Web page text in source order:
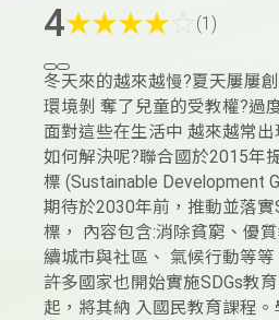
4★★★★ (1)
冬天來的越來越慢?夏天屢屢
環境剝 奪了兒童的受教權?過
面對這些在生活中 越來越常
如何解決呢?聯合國於2015年
標 (Sustainable Development
期待於2030年前，推動並落實
標， 內容包含:消除貧窮、優
續城市與社區、 氣候行動等等
許多國家也開始實施SDGs教
起，將其納 入國民教育課程